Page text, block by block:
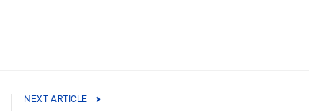
NEXT ARTICLE